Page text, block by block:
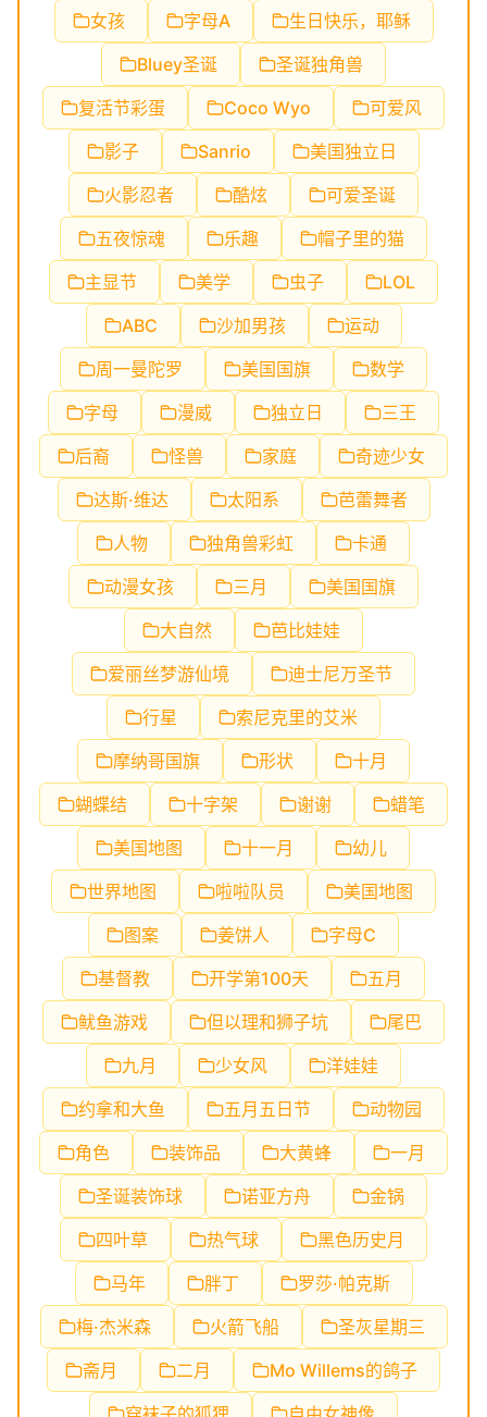
女孩
字母A
生日快乐，耶稣
Bluey圣诞
圣诞独角兽
复活节彩蛋
Coco Wyo
可爱风
影子
Sanrio
美国独立日
火影忍者
酷炫
可爱圣诞
五夜惊魂
乐趣
帽子里的猫
主显节
美学 虫子
LOL
ABC
沙加男孩
运动
周一曼陀罗
美国国旗
数学
字母
漫威 独立日
三王
后裔
怪兽 家庭
奇迹少女
达斯·维达
太阳系
芭蕾舞者
人物
独角兽彩虹
卡通
动漫女孩
三月
美国国旗
大自然
芭比娃娃
爱丽丝梦游仙境
迪士尼万圣节
行星
索尼克里的艾米
摩纳哥国旗
形状
十月
蝴蝶结
十字架 谢谢
蜡笔
美国地图
十一月
幼儿
世界地图
啦啦队员
美国地图
图案
姜饼人
字母C
基督教
开学第100天
五月
鱿鱼游戏
但以理和狮子坑
尾巴
九月
少女风
洋娃娃
约拿和大鱼
五月五日节
动物园
角色
装饰品 大黄蜂
一月
圣诞装饰球
诺亚方舟
金锅
四叶草
热气球
黑色历史月
马年
胖丁
罗莎·帕克斯
梅·杰米森
火箭飞船
圣灰星期三
斋月
二月
Mo Willems的鸽子